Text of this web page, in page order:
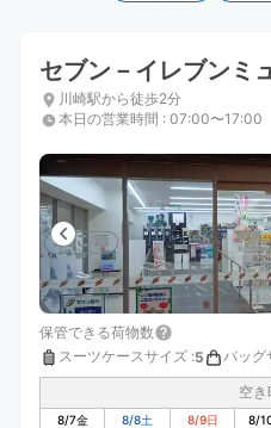
the
keyboard
shortcuts
for
changing
dates.
the
keyboard
shortcuts
for
changing
dates.
セブン－イレブンミ
川崎駅から徒歩2分
本日の営業時間 : 07:00〜17:00
保管できる荷物数
スーツケースサイズ :5 バッグ
空き
8/7金 8/8土 8/9日 8/